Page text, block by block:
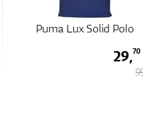
Puma Lux Solid Polo
29,70